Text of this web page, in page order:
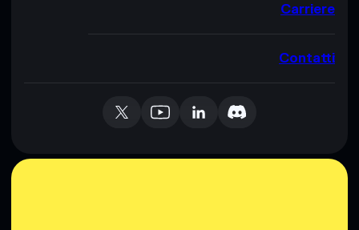
Carriere
Contatti